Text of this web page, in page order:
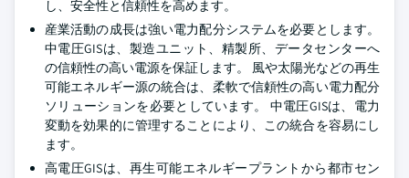
し、安全性と信頼性を高めます。
産業活動の成長は強い電力配分システムを必要とします。
中電圧GISは、製造ユニット、精製所、データセンターへ
の信頼性の高い電源を保証します。 風や太陽光などの再生
可能エネルギー源の統合は、柔軟で信頼性の高い電力配分
ソリューションを必要としています。 中電圧GISは、電力
変動を効果的に管理することにより、この統合を容易にし
ます。
高電圧GISは、再生可能エネルギープラントから都市セン